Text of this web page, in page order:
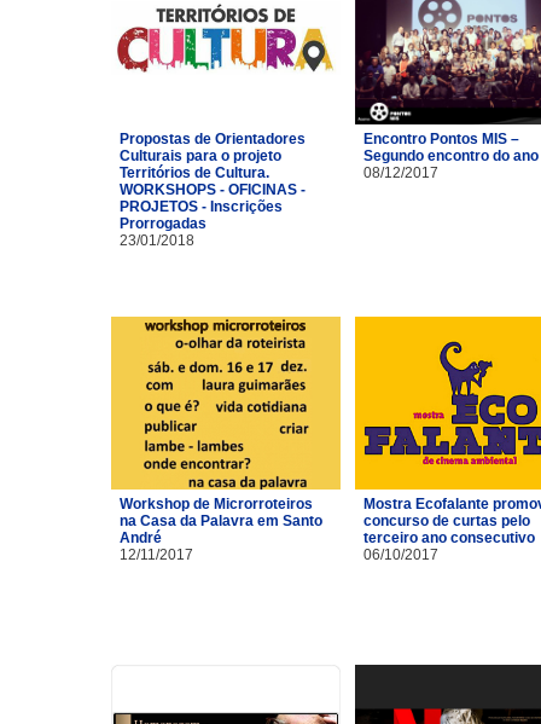
Propostas de Orientadores
Culturais para o projeto
Territórios de Cultura.
WORKSHOPS - OFICINAS -
PROJETOS - Inscrições
Prorrogadas
23/01/2018
Encontro Pontos MIS –
Segundo encontro do ano
08/12/2017
Workshop de Microrroteiros
na Casa da Palavra em Santo
André
12/11/2017
Mostra Ecofalante
concurso de curtas pelo
terceiro ano consecutivo
06/10/2017